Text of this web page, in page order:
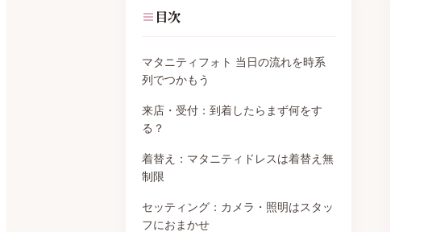
目次
マタニティフォト 当日の流れを時系
列でつかもう
来店・受付：到着したらまず何をす
る？
着替え：マタニティドレスは着替え無
制限
セッティング：カメラ・照明はスタッ
フにおまかせ